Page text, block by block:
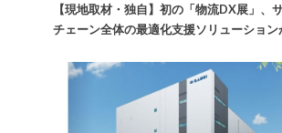
【現地取材・独自】初の「物流DX展」、
チェーン全体の最適化支援ソリューション